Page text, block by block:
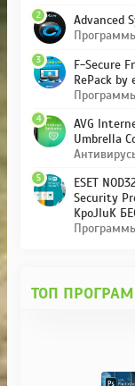
Advanced
2
F-Secure
RePack by
3
AVG
Umbrella
4
ESET
Security
KpoJIuK
5
ТОП